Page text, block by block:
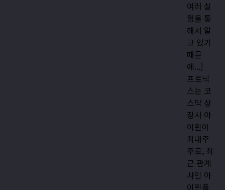
여러 실
험을 통
해서 알
고 있기
때문
에...]
프로닉
스는 코
스닥 상
장사 아
이윈이
최대주
주로, 최
근 관계
사인 아
이윈플